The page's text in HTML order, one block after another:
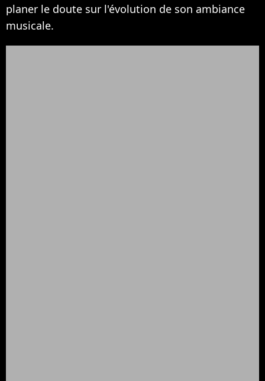
planer le doute sur l'évolution de son ambiance
musicale.